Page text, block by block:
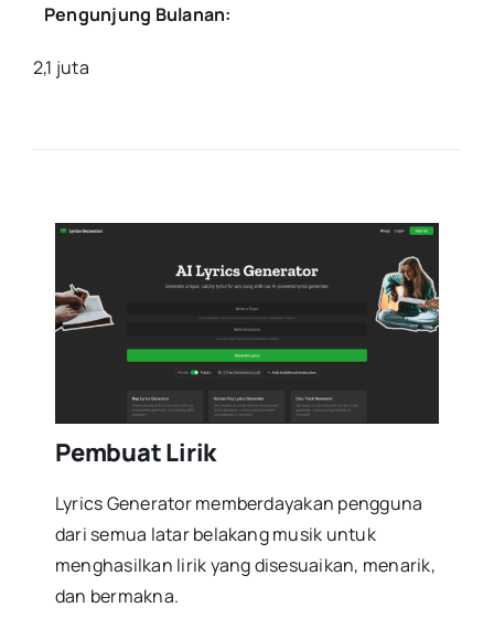
Pengunjung Bulanan:
2,1 juta
Pembuat Lirik
Lyrics Generator memberdayakan pengguna
dari semua latar belakang musik untuk
menghasilkan lirik yang disesuaikan, menarik,
dan bermakna.